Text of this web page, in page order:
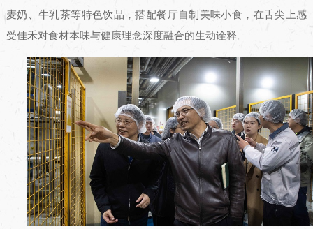
麦奶、牛乳茶等特色饮品，搭配餐厅自制美味小食，在舌尖上感
受佳禾对食材本味与健康理念深度融合的生动诠释。